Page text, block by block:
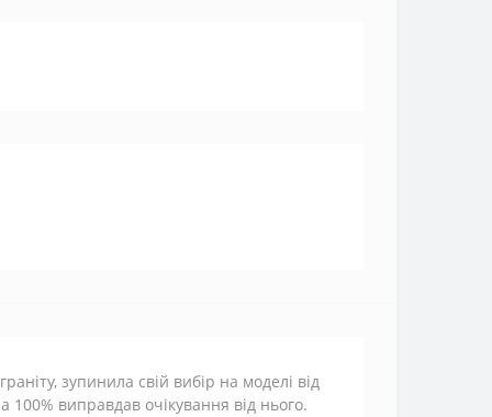
зупинила свій вибір на моделі від
виправдав очікування від нього.